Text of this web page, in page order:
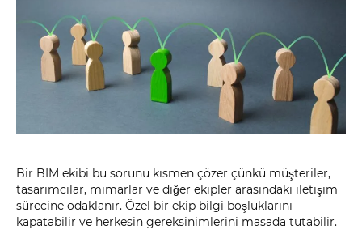
Bir BIM ekibi bu sorunu kısmen çözer çünkü müşteriler,
tasarımcılar, mimarlar ve diğer ekipler arasındaki iletişim
sürecine odaklanır. Özel bir ekip bilgi boşluklarını
kapatabilir ve herkesin gereksinimlerini masada tutabilir.